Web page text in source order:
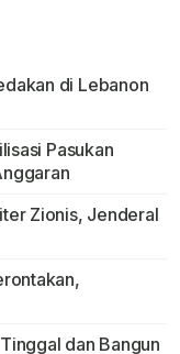
di Lebanon
Pasukan
Zionis, Jenderal
dan Bangun